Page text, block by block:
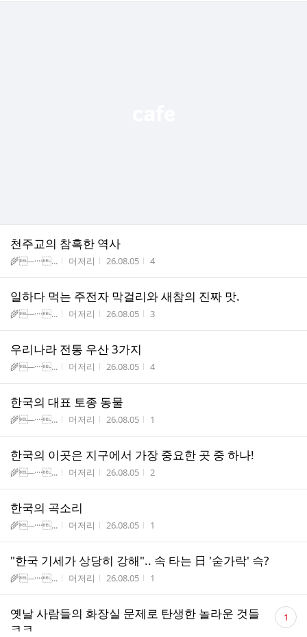
천주교의 참혹한 역사
게시판명
🌾─····... 작성자
머저리 작성시간
26.08.05 조회수
4
일하다 먹는 주전자 막걸리와 새참의 진짜 맛.
게시판명
🌾─····... 작성자
머저리 작성시간
26.08.05 조회수
3
우리나라 전통 우산 3가지
게시판명
🌾─····... 작성자
머저리 작성시간
26.08.05 조회수
4
한국의 대표 토종 동물
게시판명
🌾─····... 작성자
머저리 작성시간
26.08.05 조회수
1
한국의 이곳은 지구에서 가장 중요한 곳 중 하나!
게시판명
🌾─····... 작성자
머저리 작성시간
26.08.05 조회수
2
한국의 곡소리
게시판명
🌾─····... 작성자
머저리 작성시간
26.08.05 조회수
1
"한국 기세가 상당히 강해".. 속 타는 日 '숟가락' 슥?
게시판명
🌾─····... 작성자
머저리 작성시간
26.08.05 조회수
1
옛날 사람들의 화장실 문제로 탄생한 놀라운 것들
ㅋㅋ
댓
글 1